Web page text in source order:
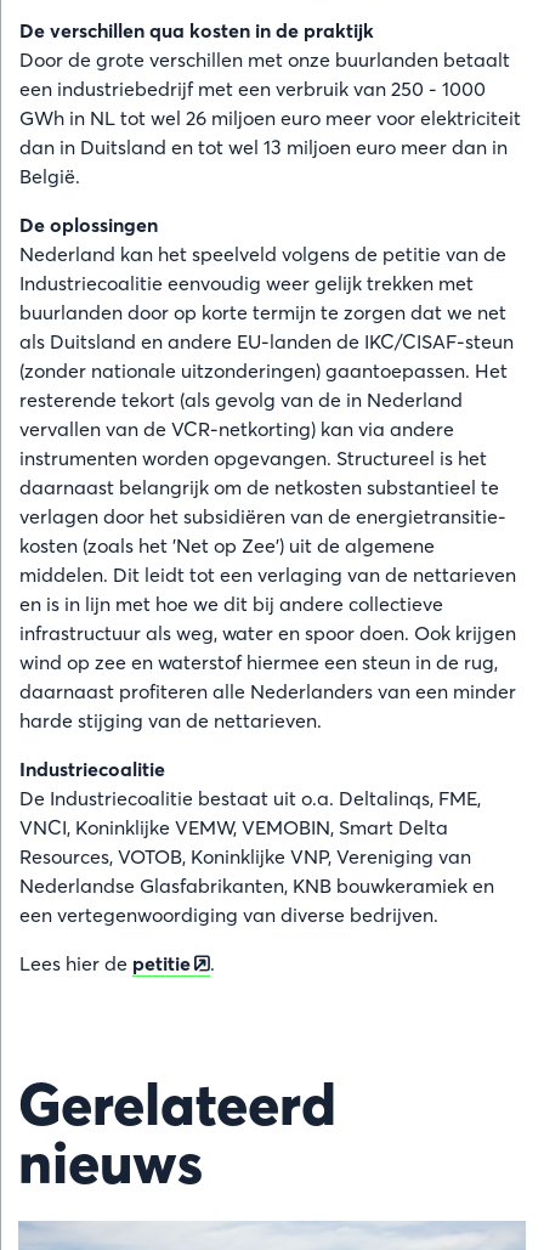
De verschillen qua kosten in de praktijk
Door de grote verschillen met onze buurlanden betaalt
een industriebedrijf met een verbruik van 250 - 1000
GWh in NL tot wel 26 miljoen euro meer voor elektriciteit
dan in Duitsland en tot wel 13 miljoen euro meer dan in
België.
De oplossingen
Nederland kan het speelveld volgens de petitie van de
Industriecoalitie eenvoudig weer gelijk trekken met
buurlanden door op korte termijn te zorgen dat we net
als Duitsland en andere EU-landen de IKC/CISAF-steun
(zonder nationale uitzonderingen) gaantoepassen. Het
resterende tekort (als gevolg van de in Nederland
vervallen van de VCR-netkorting) kan via andere
instrumenten worden opgevangen. Structureel is het
daarnaast belangrijk om de netkosten substantieel te
verlagen door het subsidiëren van de energietransitie-
kosten (zoals het 'Net op Zee') uit de algemene
middelen. Dit leidt tot een verlaging van de nettarieven
en is in lijn met hoe we dit bij andere collectieve
infrastructuur als weg, water en spoor doen. Ook krijgen
wind op zee en waterstof hiermee een steun in de rug,
daarnaast profiteren alle Nederlanders van een minder
harde stijging van de nettarieven.
Industriecoalitie
De Industriecoalitie bestaat uit o.a. Deltalinqs, FME,
VNCI, Koninklijke VEMW, VEMOBIN, Smart Delta
Resources, VOTOB, Koninklijke VNP, Vereniging van
Nederlandse Glasfabrikanten, KNB bouwkeramiek en
een vertegenwoordiging van diverse bedrijven.
Lees hier de petitie .
Gerelateerd
nieuws